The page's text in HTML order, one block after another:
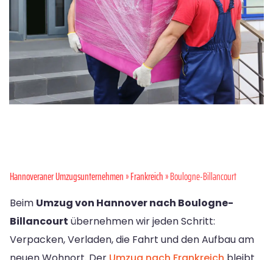
Hannoveraner Umzugsunternehmen»Frankreich» Boulogne-Billancourt
Beim Umzug von Hannover nach Boulogne-
Billancourt übernehmen wir jeden Schritt:
Verpacken, Verladen, die Fahrt und den Aufbau am